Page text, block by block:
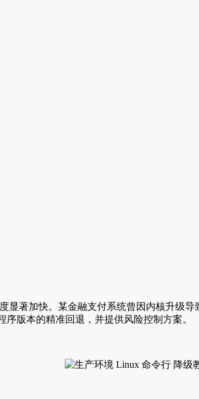
显著加快。某金融支付系统曾因内核升级
版本的精准回退，并提供风险控制方案。